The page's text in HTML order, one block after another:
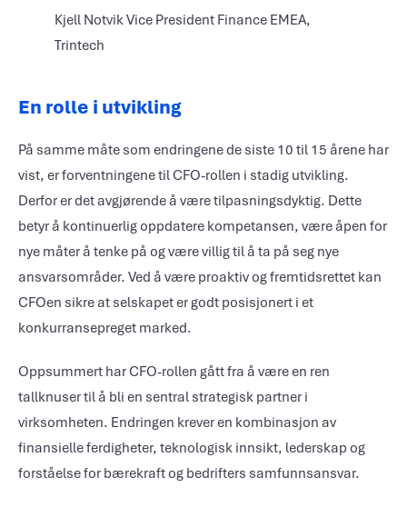
Kjell NotvikVice President Finance EMEA,
Trintech
En rolle i utvikling
På samme måte som endringene de siste 10 til 15 årene har
vist, er forventningene til CFO-rollen i stadig utvikling.
Derfor er det avgjørende å være tilpasningsdyktig. Dette
betyr å kontinuerlig oppdatere kompetansen, være åpen for
nye måter å tenke på og være villig til å ta på seg nye
ansvarsområder. Ved å være proaktiv og fremtidsrettet kan
CFOen sikre at selskapet er godt posisjonert i et
konkurransepreget marked.
Oppsummert har CFO-rollen gått fra å være en ren
tallknuser til å bli en sentral strategisk partner i
virksomheten. Endringen krever en kombinasjon av
finansielle ferdigheter, teknologisk innsikt, lederskap og
forståelse for bærekraft og bedrifters samfunnsansvar.